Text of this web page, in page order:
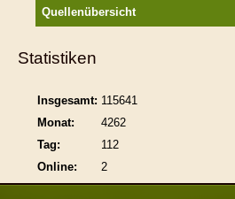
Quellenübersicht
Statistiken
Online: 2
Insgesamt: 115641
Monat:
4262
Tag:
112